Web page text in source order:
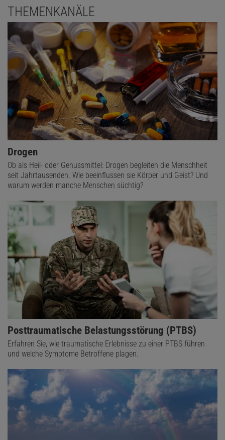
THEMENKANÄLE
Drogen
Ob als Heil- oder Genussmittel: Drogen begleiten die Menschheit
seit Jahrtausenden. Wie beeinflussen sie Körper und Geist? Und
warum werden manche Menschen süchtig?
Posttraumatische Belastungsstörung (PTBS)
Erfahren Sie, wie traumatische Erlebnisse zu einer PTBS führen
und welche Symptome Betroffene plagen.